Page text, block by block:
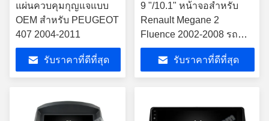
แผ่นควบคุมกุญแจแบบ
OEM สําหรับ PEUGEOT
407 2004-2011
รับราคาที่ดีที่สุด
9 "/10.1" หน้าจอสำหรับ
Renault Megane 2
Fluence 2002-2008 รถ
มัลติมีเดียสเตอริโอ
รับราคาที่ดีที่สุด